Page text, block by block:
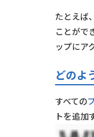
たとえば
ことがで
ップにア
どのよ
すべての
トを追加